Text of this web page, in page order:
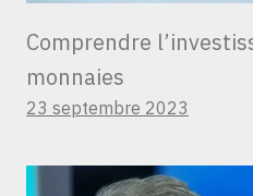
Comprendre
monnaies
23 septembre 2023